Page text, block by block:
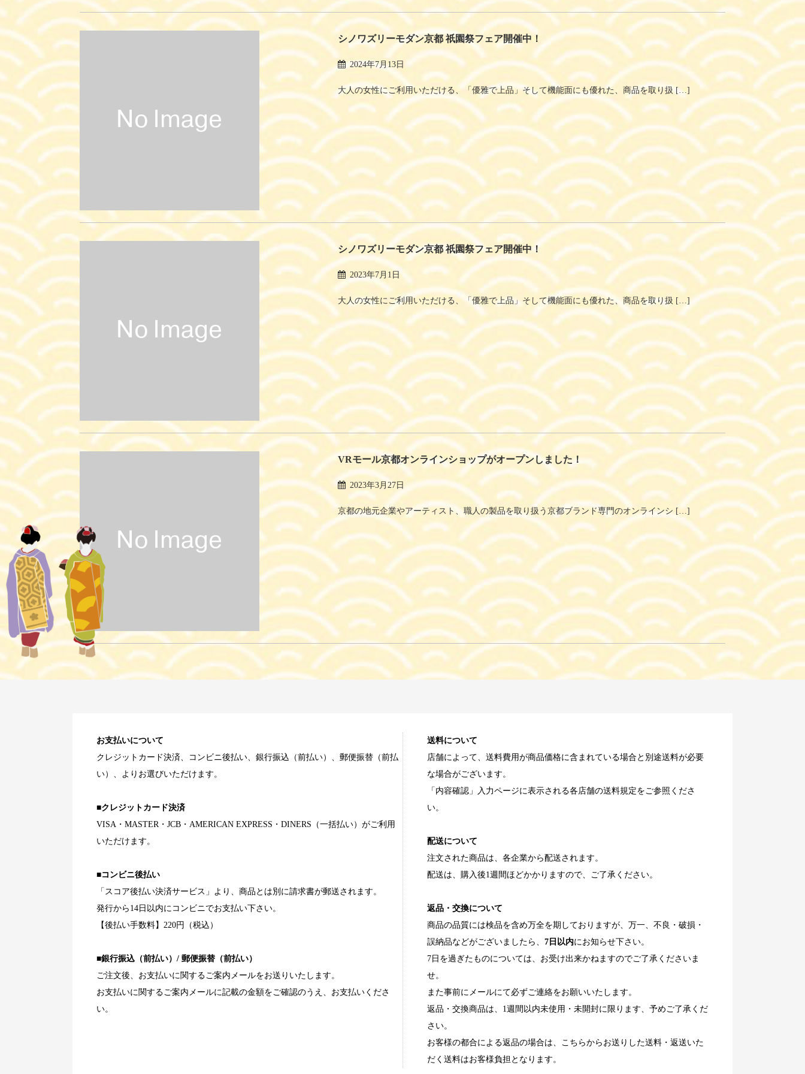
シノワズリーモダン京都 祇園祭フェア開催中！
2024年7月13日
大人の女性にご利用いただける、「優雅で上品」そして機能面にも優れた、商品を取り扱 […]
シノワズリーモダン京都 祇園祭フェア開催中！
2023年7月1日
大人の女性にご利用いただける、「優雅で上品」そして機能面にも優れた、商品を取り扱 […]
VRモール京都オンラインショップがオープンしました！
2023年3月27日
京都の地元企業やアーティスト、職人の製品を取り扱う京都ブランド専門のオンラインシ […]
お支払いについて
クレジットカード決済、コンビニ後払い、銀行振込（前払い）、郵便振替（前払
い）、よりお選びいただけます。
■クレジットカード決済
VISA・MASTER・JCB・AMERICAN EXPRESS・DINERS（一括払い）がご利用
いただけます。
■コンビニ後払い
「スコア後払い決済サービス」より、商品とは別に請求書が郵送されます。
発行から14日以内にコンビニでお支払い下さい。
【後払い手数料】220円（税込）
■銀行振込（前払い）/ 郵便振替（前払い）
ご注文後、お支払いに関するご案内メールをお送りいたします。
お支払いに関するご案内メールに記載の金額をご確認のうえ、お支払いくださ
い。
送料について
店舗によって、送料費用が商品価格に含まれている場合と別途送料が必要
な場合がございます。
「内容確認」入力ページに表示される各店舗の送料規定をご参照くださ
い。
配送について
注文された商品は、各企業から配送されます。
配送は、購入後1週間ほどかかりますので、ご了承ください。
返品・交換について
商品の品質には検品を含め万全を期しておりますが、万一、不良・破損・
誤納品などがございましたら、 7日以内にお知らせ下さい。
7日を過ぎたものについては、お受け出来かねますのでご了承くださいま
せ。
また事前にメールにて必ずご連絡をお願いいたします。
返品・交換商品は、1週間以内未使用・未開封に限ります、予めご了承くだ
さい。
お客様の都合による返品の場合は、こちらからお送りした送料・返送いた
だく送料はお客様負担となります。